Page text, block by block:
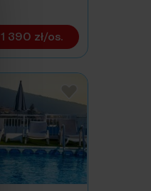
1 390 zł/os.